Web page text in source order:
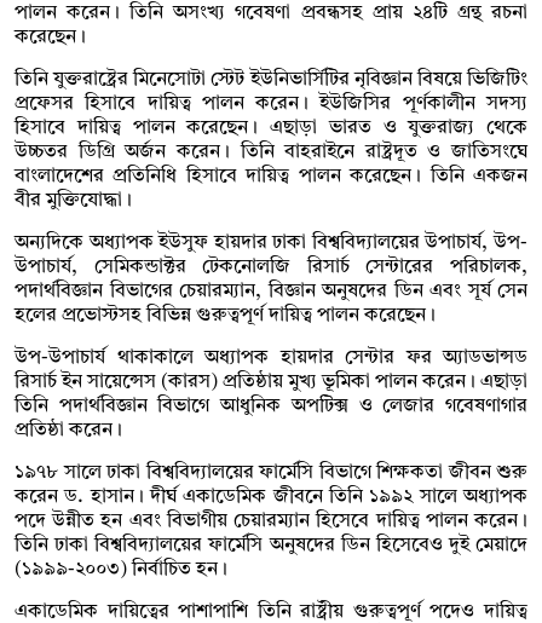
পালন করেন। তিনি অসংখ্য গবেষণা প্রবন্ধসহ প্রায় ২৪টি গ্রন্থ রচনা
করেছেন।
তিনি যুক্তরাষ্ট্রের মিনেসোটা স্টেট ইউনিভার্সিটির নৃবিজ্ঞান বিষয়ে ভিজিটিং
প্রফেসর হিসাবে দায়িত্ব পালন করেন। ইউজিসির পূর্ণকালীন সদস্য
হিসাবে দায়িত্ব পালন করেছেন। এছাড়া ভারত ও যুক্তরাজ্য থেকে
উচ্চতর ডিগ্রি অর্জন করেন। তিনি বাহরাইনে রাষ্ট্রদূত ও জাতিসংঘে
বাংলাদেশের প্রতিনিধি হিসাবে দায়িত্ব পালন করেছেন। তিনি একজন
বীর মুক্তিযোদ্ধা।
অন্যদিকে অধ্যাপক ইউসুফ হায়দার ঢাকা বিশ্ববিদ্যালয়ের উপাচার্য, উপ-
উপাচার্য, সেমিকন্ডাক্টর টেকনোলজি রিসার্চ সেন্টারের পরিচালক,
পদার্থবিজ্ঞান বিভাগের চেয়ারম্যান, বিজ্ঞান অনুষদের ডিন এবং সূর্য সেন
হলের প্রভোস্টসহ বিভিন্ন গুরুত্বপূর্ণ দায়িত্ব পালন করেছেন।
উপ-উপাচার্য থাকাকালে অধ্যাপক হায়দার সেন্টার ফর অ্যাডভান্সড
রিসার্চ ইন সায়েন্সেস (কারস) প্রতিষ্ঠায় মুখ্য ভূমিকা পালন করেন। এছাড়া
তিনি পদার্থবিজ্ঞান বিভাগে আধুনিক অপটিক্স ও লেজার গবেষণাগার
প্রতিষ্ঠা করেন।
১৯৭৮ সালে ঢাকা বিশ্ববিদ্যালয়ের ফার্মেসি বিভাগে শিক্ষকতা জীবন শুরু
করেন ড. হাসান। দীর্ঘ একাডেমিক জীবনে তিনি ১৯৯২ সালে অধ্যাপক
পদে উন্নীত হন এবং বিভাগীয় চেয়ারম্যান হিসেবে দায়িত্ব পালন করেন।
তিনি ঢাকা বিশ্ববিদ্যালয়ের ফার্মেসি অনুষদের ডিন হিসেবেও দুই মেয়াদে
(১৯৯৯-২০০৩) নির্বাচিত হন।
একাডেমিক দায়িত্বের পাশাপাশি তিনি রাষ্ট্রীয় গুরুত্বপূর্ণ পদেও দায়িত্ব